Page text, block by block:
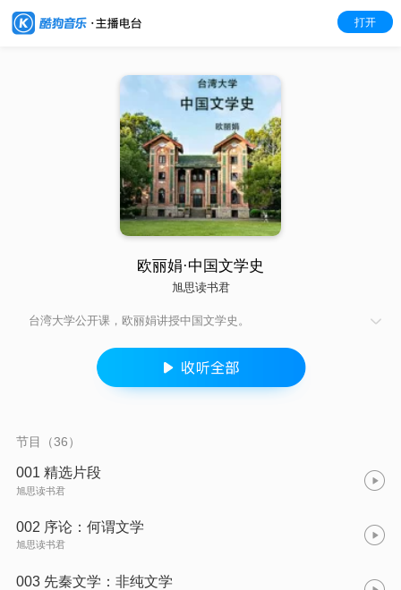
打开
欧丽娟·中国文学史
旭思读书君
台湾大学公开课，欧丽娟讲授中国文学史。
节目（36）
001 精选片段
旭思读书君
002 序论：何谓文学
旭思读书君
003 先秦文学：非纯文学